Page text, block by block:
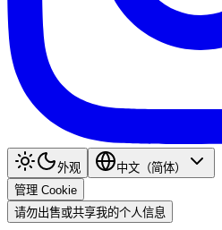
外观
中文（简体）
管理 Cookie
请勿出售或共享我的个人信息